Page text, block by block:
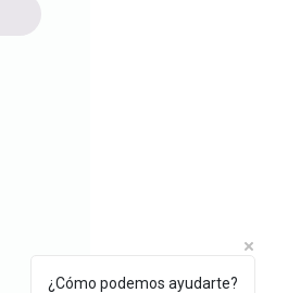
¿Cómo podemos ayudarte?